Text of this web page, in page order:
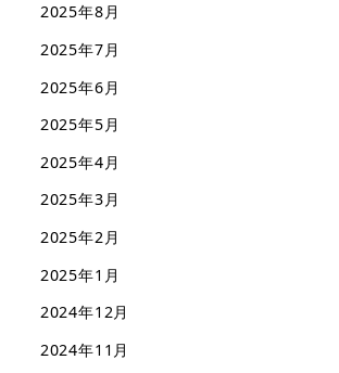
2025年8月
2025年7月
2025年6月
2025年5月
2025年4月
2025年3月
2025年2月
2025年1月
2024年12月
2024年11月